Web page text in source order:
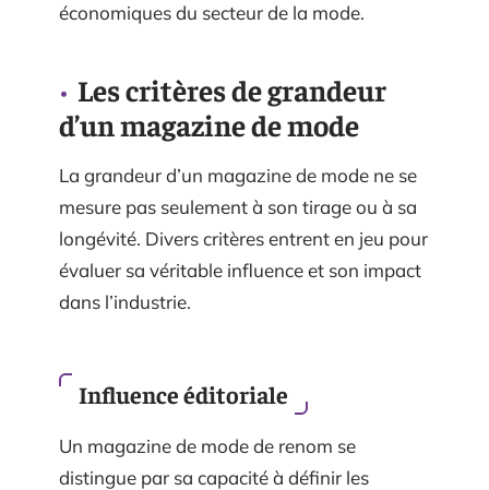
économiques du secteur de la mode.
Les critères de grandeur
d’un magazine de mode
La grandeur d’un magazine de mode ne se
mesure pas seulement à son tirage ou à sa
longévité. Divers critères entrent en jeu pour
évaluer sa véritable influence et son impact
dans l’industrie.
Influence éditoriale
Un magazine de mode de renom se
distingue par sa capacité à définir les